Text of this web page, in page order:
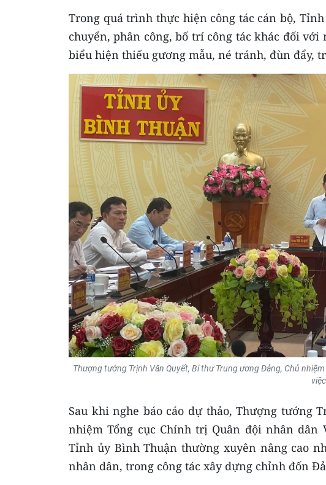
Trong quá trình thực hiện công tác cán bộ,
chuyển, phân công, bố trí công tác khác đối
biểu hiện thiếu gương mẫu, né tránh, đùn đẩy,
Thượng tướng Trịnh Văn Quyết, Bí thư Trung ương Đảng, Chủ
Sau khi nghe báo cáo dự thảo, Thượng tướng
nhiệm Tổng cục Chính trị Quân đội nhân
Tỉnh ủy Bình Thuận thường xuyên nâng cao
nhân dân, trong công tác xây dựng chỉnh đốn